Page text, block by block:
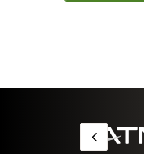
Silniki